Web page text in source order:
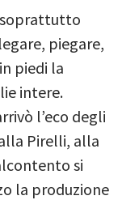
soprattutto
piegare,
piedi la
intere.
l’eco degli
Pirelli, alla
si
la produzione